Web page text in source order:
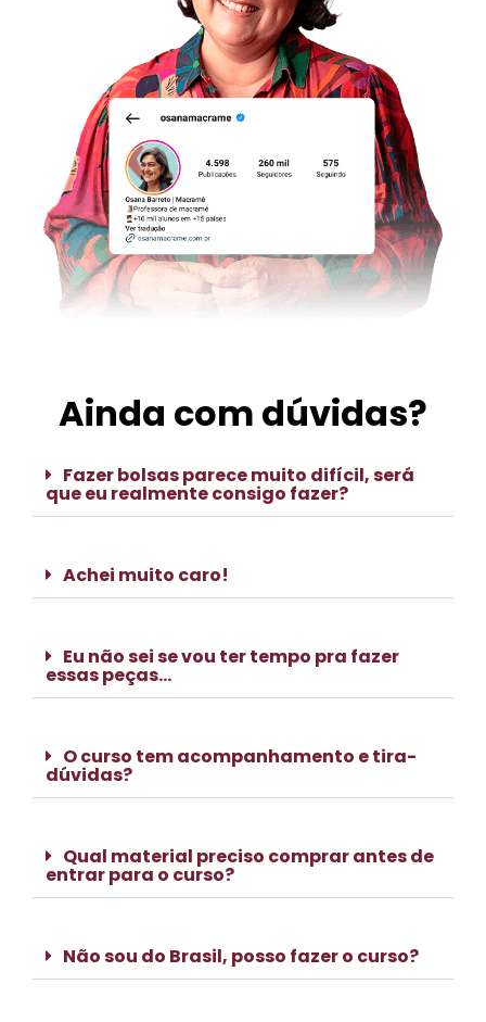
Ainda com dúvidas?
Fazer bolsas parece muito difícil, será
que eu realmente consigo fazer?
Achei muito caro!
Eu não sei se vou ter tempo pra fazer
essas peças...
O curso tem acompanhamento e tira-
dúvidas?
Qual material preciso comprar antes de
entrar para o curso?
Não sou do Brasil, posso fazer o curso?